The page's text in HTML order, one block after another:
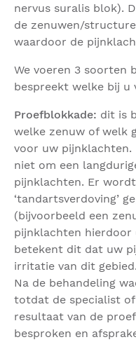
nervus suralis blok).
de zenuwen/
waardoor de
We voeren 3 soorten
bespreekt welke bij u
Proefblokkade: dit is
welke zenuw of welk
voor uw
niet om een
pijnklachten. Er
‘tandartsverdoving’
(bijvoorbeeld een
pijnklachten hierdoor
betekent dit dat uw
irritatie van dit gebied.
Na de behandeling
totdat de specialist
resultaat van de
besproken en